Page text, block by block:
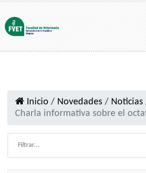
Inicio / Novedades / Noticias
Charla informativa sobre el